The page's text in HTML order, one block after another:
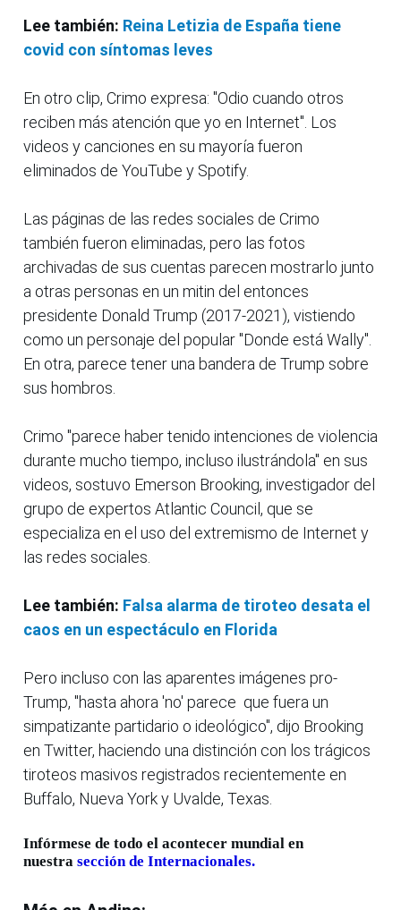
Lee también: Reina Letizia de España tiene
covid con síntomas leves
En otro clip, Crimo expresa: "Odio cuando otros
reciben más atención que yo en Internet". Los
videos y canciones en su mayoría fueron
eliminados de YouTube y Spotify.
Las páginas de las redes sociales de Crimo
también fueron eliminadas, pero las fotos
archivadas de sus cuentas parecen mostrarlo junto
a otras personas en un mitin del entonces
presidente Donald Trump (2017-2021), vistiendo
como un personaje del popular "Donde está Wally".
En otra, parece tener una bandera de Trump sobre
sus hombros.
Crimo "parece haber tenido intenciones de violencia
durante mucho tiempo, incluso ilustrándola" en sus
videos, sostuvo Emerson Brooking, investigador del
grupo de expertos Atlantic Council, que se
especializa en el uso del extremismo de Internet y
las redes sociales.
Lee también: Falsa alarma de tiroteo desata el
caos en un espectáculo en Florida
Pero incluso con las aparentes imágenes pro-
Trump, "hasta ahora 'no' parece que fuera un
simpatizante partidario o ideológico", dijo Brooking
en Twitter, haciendo una distinción con los trágicos
tiroteos masivos registrados recientemente en
Buffalo, Nueva York y Uvalde, Texas.
Infórmese de todo el acontecer mundial en
nuestra sección de Internacionales.